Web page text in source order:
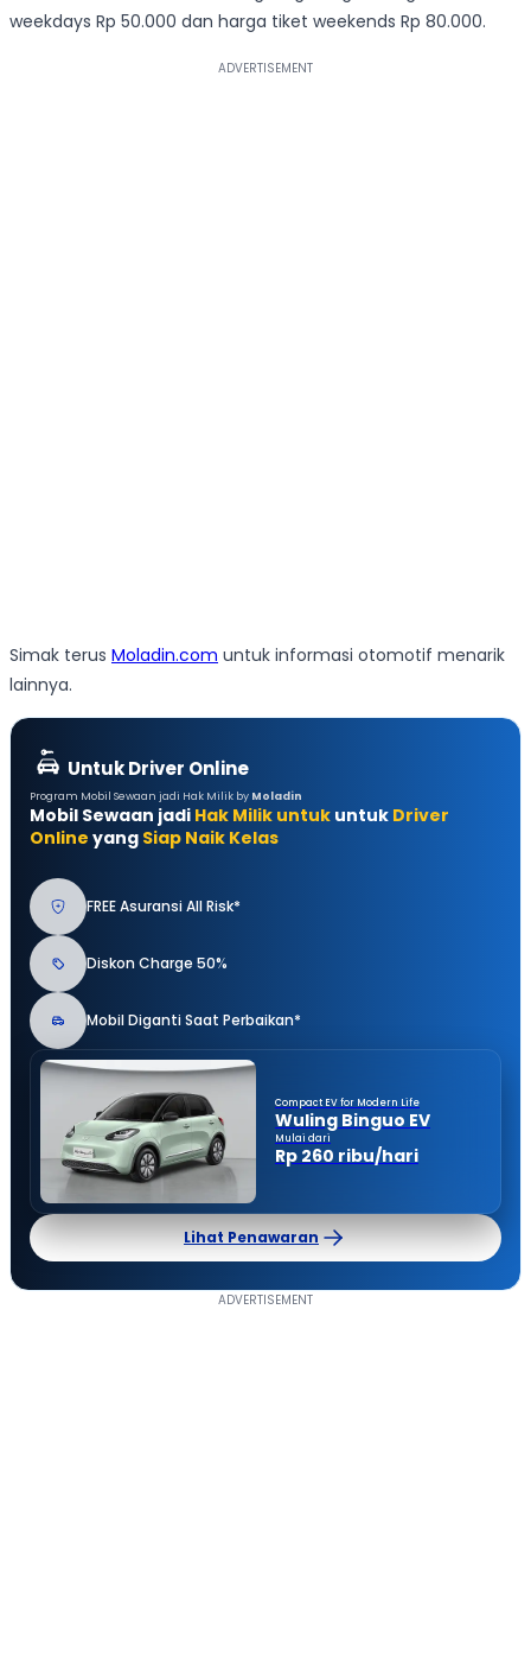
weekdays Rp 50.000 dan harga tiket weekends Rp 80.000.
Simak terus Moladin.com untuk informasi otomotif menarik
lainnya.
Untuk Driver Online
Program Mobil Sewaan jadi Hak Milik by Moladin
Mobil Sewaan jadi Hak Milik untuk untuk Driver
Online yang Siap Naik Kelas
FREE Asuransi All Risk*
Diskon Charge 50%
Mobil Diganti Saat Perbaikan*
Compact EV for Modern Life
Wuling Binguo EV
Mulai dari
Rp 260 ribu/hari
Lihat Penawaran